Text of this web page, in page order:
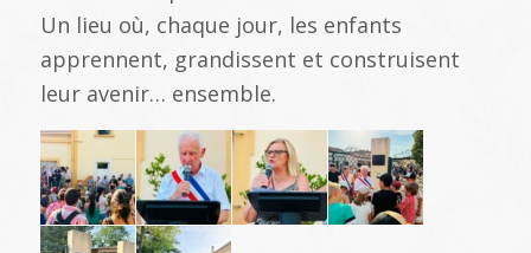
Un lieu où, chaque jour, les enfants
apprennent, grandissent et construisent
leur avenir… ensemble.